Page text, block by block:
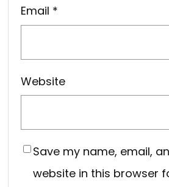
Email *
Website
Save my name, email,
website in this browser